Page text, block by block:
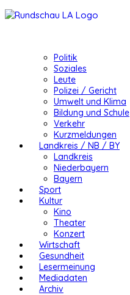
Politik
Soziales
Leute
Polizei / Gericht
Umwelt und Klima
Bildung und Schule
Verkehr
Kurzmeldungen
Landkreis / NB / BY
Landkreis
Niederbayern
Bayern
Sport
Kultur
Kino
Theater
Konzert
Wirtschaft
Gesundheit
Lesermeinung
Mediadaten
Archiv